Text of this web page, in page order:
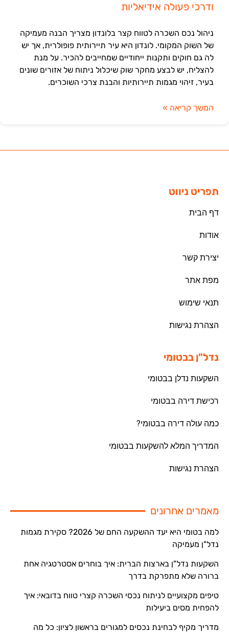
ודרכי פעולה אידיאליות
ניהול נכס השכרה לטווח קצר בלונדון מצריך הבנה מעמיקה
של השוק המקומי. לונדון היא עיר תיירותית פופולרית, אך יש
לה גם חוקים ותקנות ייחודיים שמחייבים להכיר. על מנת
להצליח, יש לבצע מחקר שוק שיכלול ניתוח של אזורים שונים
בעיר, זיהוי מגמות תיירותיות והבנת צרכי השוכרים.
המשך קריאה »
תפריט ניווט
דף הבית
אודות
יצירת קשר
מפת אתר
תנאי שימוש
הצהרת נגישות
נדל"ן בבטומי
השקעות נדלן בבטומי
רכישת דירה בבטומי
כמה עולה דירה בבטומי?
המדריך המלא להשקעות בבטומי
הצהרת נגישות
מאמרים אחרונים
למה בטומי היא יעד ההשקעה החם של 2026? סקירת מגמות
נדל"ן מעמיקה
השקעות נדל"ן בארצות הברית: איך בוחרים אסטרטגיה אחת
ברורה שלא מתפרקת בדרך
טיפים מקצועיים לניתוח נכסי השכרה קצרי טווח בדובאי: איך
להפחית מסים ביעילות
מדריך מקיף לבחינת נכסים למגורים בראשון לציון: כל מה